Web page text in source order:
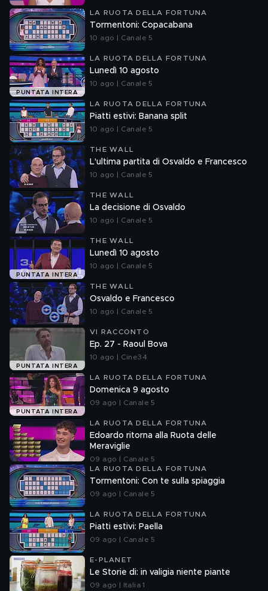
LA RUOTA DELLA FORTUNA
Tormentoni: Copacabana
10 ago | Canale 5
PUNTATA INTERA
LA RUOTA DELLA FORTUNA
Lunedì 10 agosto
10 ago | Canale 5
LA RUOTA DELLA FORTUNA
Piatti estivi: Banana split
10 ago | Canale 5
THE WALL
L'ultima partita di Osvaldo e Francesco
10 ago | Canale 5
THE WALL
La decisione di Osvaldo
10 ago | Canale 5
PUNTATA INTERA
THE WALL
Lunedì 10 agosto
10 ago | Canale 5
THE WALL
Osvaldo e Francesco
10 ago | Canale 5
PUNTATA INTERA
VI RACCONTO
Ep. 27 - Raoul Bova
10 ago | Cine34
PUNTATA INTERA
LA RUOTA DELLA FORTUNA
Domenica 9 agosto
09 ago | Canale 5
LA RUOTA DELLA FORTUNA
Edoardo ritorna alla Ruota delle
Meraviglie
09 ago | Canale 5
LA RUOTA DELLA FORTUNA
Tormentoni: Con te sulla spiaggia
09 ago | Canale 5
LA RUOTA DELLA FORTUNA
Piatti estivi: Paella
09 ago | Canale 5
E-PLANET
Le Storie di: in valigia niente piante
09 ago | Italia 1